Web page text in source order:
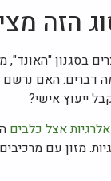
הזה
בסגנון
דברים: האם
ייעוץ אישי?
אלרגיות אצל כלבים
מזון עם